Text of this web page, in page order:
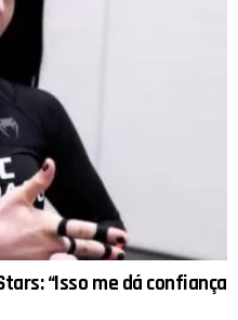
“Isso me dá confiança